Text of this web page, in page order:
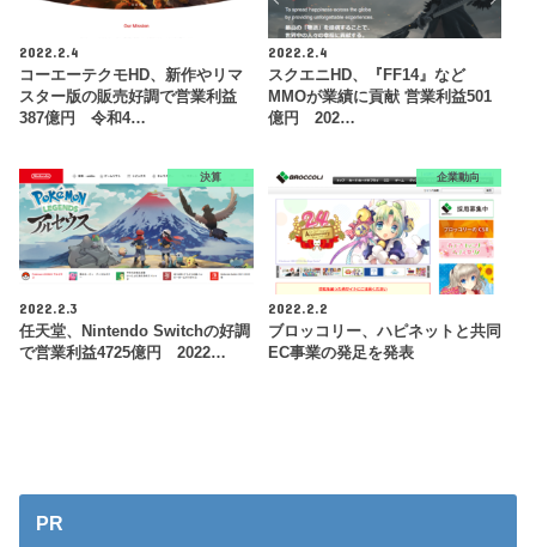
2022.2.4
コーエーテクモHD、新作やリマ
スター版の販売好調で営業利益
387億円 令和4…
2022.2.4
スクエニHD、『FF14』など
MMOが業績に貢献 営業利益501
億円 202…
決算
2022.2.3
任天堂、Nintendo Switchの好調
で営業利益4725億円 2022…
企業動向
2022.2.2
ブロッコリー、ハピネットと共同
EC事業の発足を発表
PR